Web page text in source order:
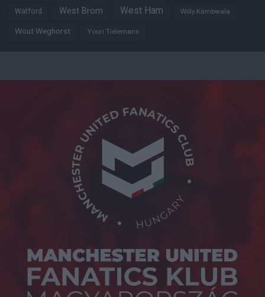
Watford West Brom West Ham Willy Kambwala
Wout Weghorst Youri Tielemans